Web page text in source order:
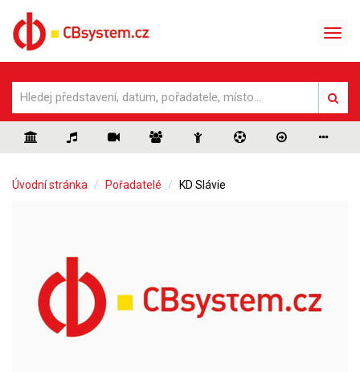
Úvodní stránka Pořadatelé KD Slávie